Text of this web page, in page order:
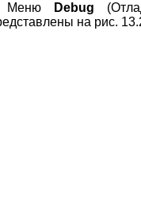
Меню
Debug
на рис.